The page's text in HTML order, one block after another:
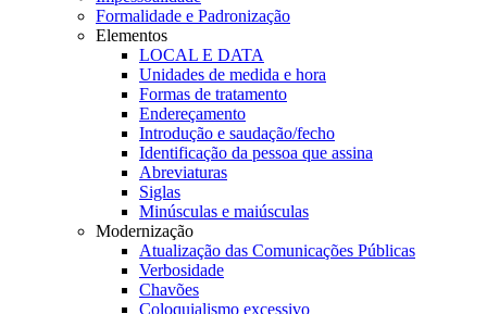
Formalidade e Padronização
Elementos
LOCAL E DATA
Unidades de medida e hora
Formas de tratamento
Endereçamento
Introdução e saudação/fecho
Identificação da pessoa que assina
Abreviaturas
Siglas
Minúsculas e maiúsculas
Modernização
Atualização das Comunicações Públicas
Verbosidade
Chavões
Coloquialismo excessivo